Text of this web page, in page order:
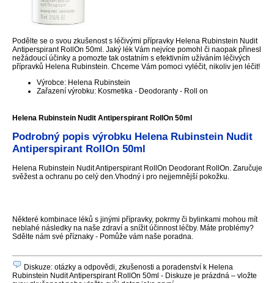
Podělte se o svou zkušenost s léčivými přípravky Helena Rubinstein Nudit
Antiperspirant RollOn 50ml. Jaký lék Vám nejvíce pomohl či naopak přinesl
nežádoucí účinky a pomozte tak ostatním s efektivním užíváním léčivých
přípravků Helena Rubinstein. Chceme Vám pomoci vyléčit, nikoliv jen léčit!
Výrobce: Helena Rubinstein
Zařazení výrobku: Kosmetika - Deodoranty - Roll on
Helena Rubinstein Nudit Antiperspirant RollOn 50ml
Podrobný popis výrobku Helena Rubinstein Nudit
Antiperspirant RollOn 50ml
Helena Rubinstein Nudit Antiperspirant RollOn Deodorant RollOn. Zaručuje
svěžest a ochranu po celý den.Vhodný i pro nejjemnější pokožku.
Některé kombinace léků s jinými přípravky, pokrmy či bylinkami mohou mít
neblahé následky na naše zdraví a snížit účinnost léčby. Máte problémy?
Sdělte nám své příznaky - Pomůže vám naše poradna.
Diskuze: otázky a odpovědi, zkušenosti a poradenství k Helena
Rubinstein Nudit Antiperspirant RollOn 50ml - Diskuze je prázdná – vložte